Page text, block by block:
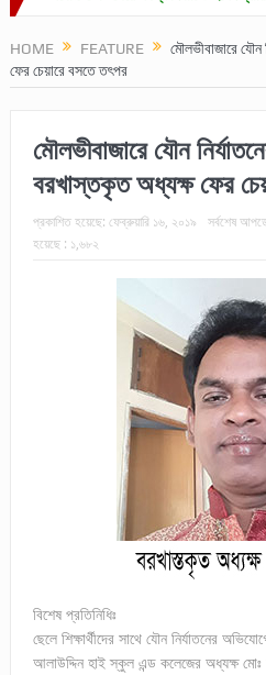
HOME FEATURE
মৌলভীবাজারে
ফের চেয়ারে বসতে তৎপর
মৌলভীবাজারে যৌন
বরখাস্তকৃত অধ্যক্ষ ফের
প্রকাশিত হয়েছে: ফেব্রুয়ারি ১৬, ২০১৯ সর্বশেষ
হয়েছে : ১,৬৮২
বিশেষ প্রতিনিধিঃ
ছেলে শিক্ষার্থীদের সাথে যৌন নির্যাতনের
আলাউদ্দিন হাই স্কুল এন্ড কলেজের অধ্যক্ষ